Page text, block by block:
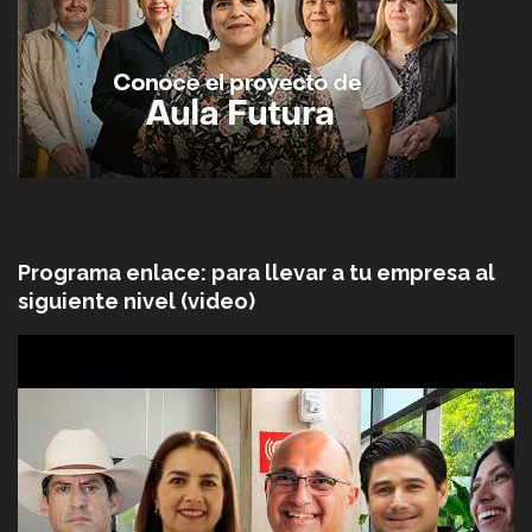
Programa enlace: para llevar a tu empresa al
siguiente nivel (video)